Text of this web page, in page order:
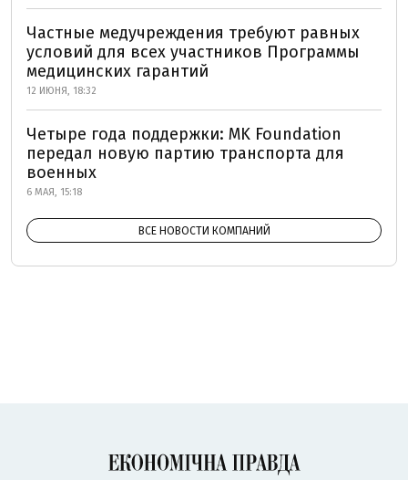
Частные медучреждения требуют равных
условий для всех участников Программы
медицинских гарантий
12 ИЮНЯ, 18:32
Четыре года поддержки: MK Foundation
передал новую партию транспорта для
военных
6 МАЯ, 15:18
ВСЕ НОВОСТИ КОМПАНИЙ